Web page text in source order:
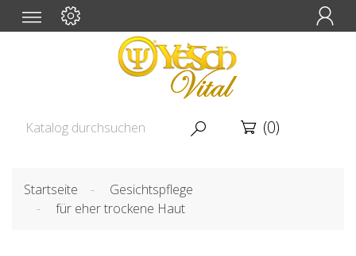

  (0)
Startseite
Gesichtspflege
für eher trockene Haut